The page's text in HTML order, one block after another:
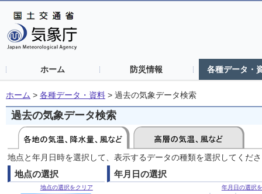
ホーム 防災情報 各種データ・
ホーム > 各種データ・資料 > 過去の気象データ検索
過去の気象データ検索
地点と年月日時を選択して、表示するデータの種類を選択してくだ
地点の選択
地点の選択をクリア
年月日の選択
年月日の選択